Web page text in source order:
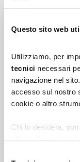
Questo sito web
Utilizziamo, per
tecnici necessari
navigazione nel
accesso sul nostro
cookie o altro
Chi lo desidera,
portare il cibo
gli ci vorrà
a usarlo.
Ma
mano,
dovunque
.
Bisogna